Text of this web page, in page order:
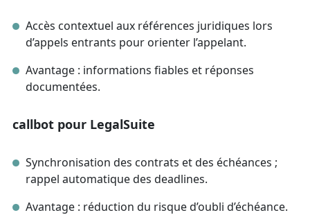
Accès contextuel aux références juridiques lors
d’appels entrants pour orienter l’appelant.
Avantage : informations fiables et réponses
documentées.
callbot pour LegalSuite
Synchronisation des contrats et des échéances ;
rappel automatique des deadlines.
Avantage : réduction du risque d’oubli d’échéance.